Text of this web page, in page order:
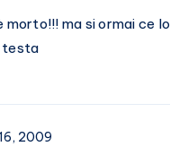
morto!!! ma si ormai ce lo
testa
2009